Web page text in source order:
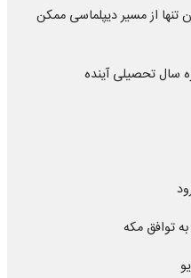
تنها از مسیر دیپلماسی ممکن
سال تحصیلی آینده
توافق مکه